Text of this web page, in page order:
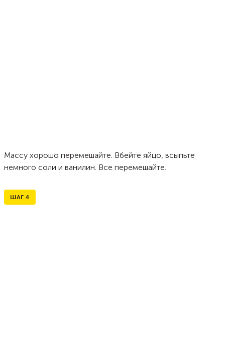
Массу хорошо перемешайте. Вбейте яйцо, всыпьте
немного соли и ванилин. Все перемешайте.
ШАГ 4